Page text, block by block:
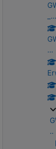
_...
...
..